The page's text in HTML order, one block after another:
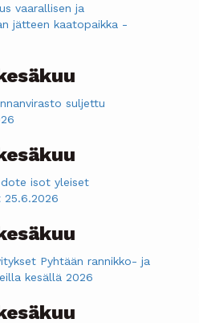
vaarallisen ja
jätteen kaatopaikka -
suljettu
isot yleiset
25.6.2026
Pyhtään rannikko- ja
kesällä 2026